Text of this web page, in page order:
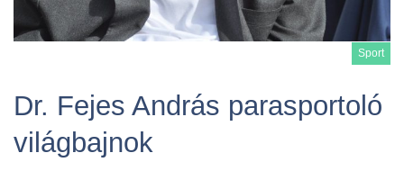
Sport
Dr. Fejes András parasportoló
világbajnok